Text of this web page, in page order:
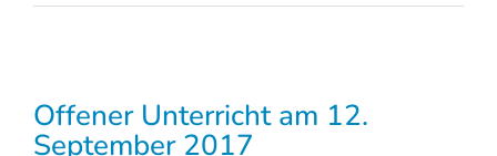
Offener Unterricht am 12.
September 2017